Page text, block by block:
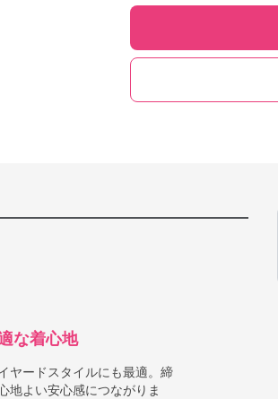
な着心地
ヤードスタイルにも最適。締
地よい安心感につながりま